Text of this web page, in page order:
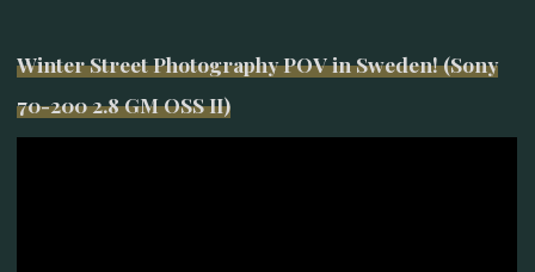
Winter Street Photography POV in Sweden! (Sony
70-200 2.8 GM OSS II)